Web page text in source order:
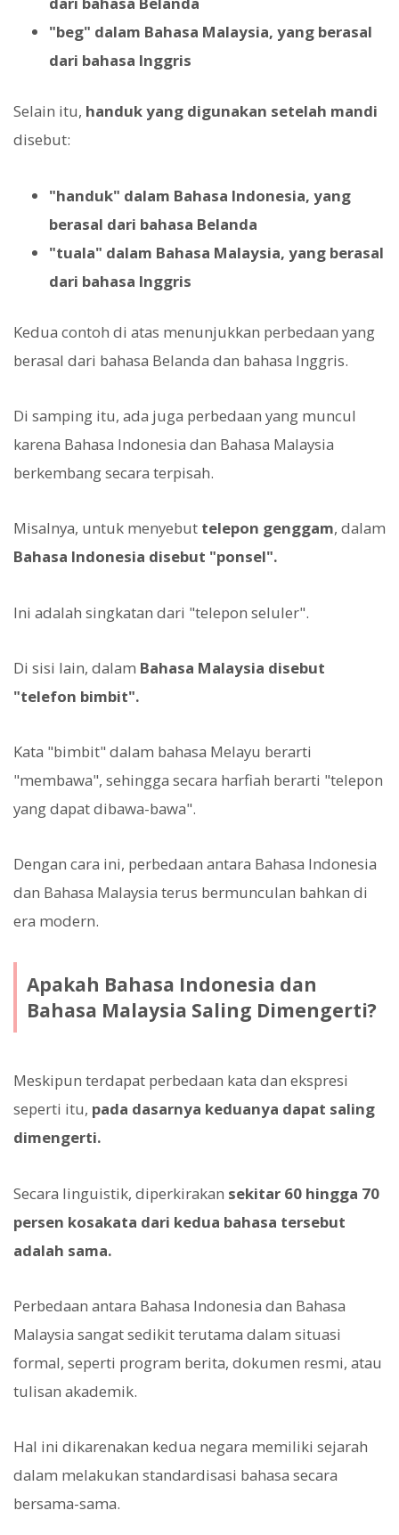
"beg" dalam Bahasa Malaysia, yang berasal
dari bahasa Inggris
Selain itu, handuk yang digunakan setelah mandi
disebut:
"handuk" dalam Bahasa Indonesia, yang
berasal dari bahasa Belanda
"tuala" dalam Bahasa Malaysia, yang berasal
dari bahasa Inggris
Kedua contoh di atas menunjukkan perbedaan yang
berasal dari bahasa Belanda dan bahasa Inggris.
Di samping itu, ada juga perbedaan yang muncul
karena Bahasa Indonesia dan Bahasa Malaysia
berkembang secara terpisah.
Misalnya, untuk menyebut telepon genggam, dalam
Bahasa Indonesia disebut "ponsel".
Ini adalah singkatan dari "telepon seluler".
Di sisi lain, dalam Bahasa Malaysia disebut
"telefon bimbit".
Kata "bimbit" dalam bahasa Melayu berarti
"membawa", sehingga secara harfiah berarti "telepon
yang dapat dibawa-bawa".
Dengan cara ini, perbedaan antara Bahasa Indonesia
dan Bahasa Malaysia terus bermunculan bahkan di
era modern.
Apakah Bahasa Indonesia dan
Bahasa Malaysia Saling Dimengerti?
Meskipun terdapat perbedaan kata dan ekspresi
seperti itu, pada dasarnya keduanya dapat saling
dimengerti.
Secara linguistik, diperkirakan sekitar 60 hingga 70
persen kosakata dari kedua bahasa tersebut
adalah sama.
Perbedaan antara Bahasa Indonesia dan Bahasa
Malaysia sangat sedikit terutama dalam situasi
formal, seperti program berita, dokumen resmi, atau
tulisan akademik.
Hal ini dikarenakan kedua negara memiliki sejarah
dalam melakukan standardisasi bahasa secara
bersama-sama.